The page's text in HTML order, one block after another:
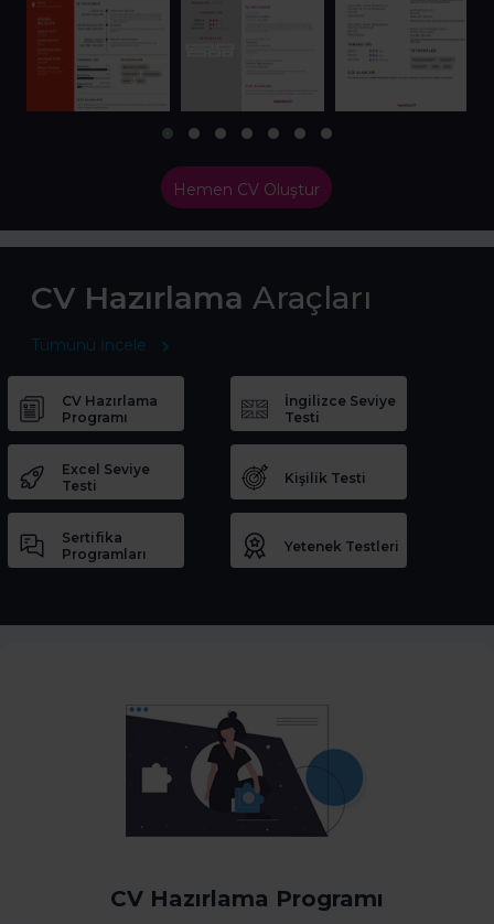
Hemen CV Oluştur
CV Hazırlama Araçları
Tümünü İncele
CV Hazırlama
Programı
İngilizce Seviye
Testi
Excel Seviye
Testi
Kişilik Testi
Sertifika
Programları
Yetenek Testleri
CV Hazırlama Programı